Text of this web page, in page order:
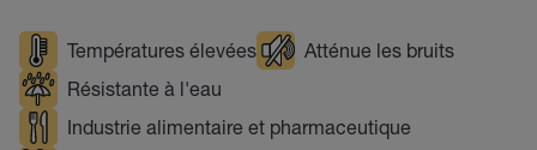
Températures élevées
Atténue les bruits
Résistante à l'eau
Industrie alimentaire et pharmaceutique